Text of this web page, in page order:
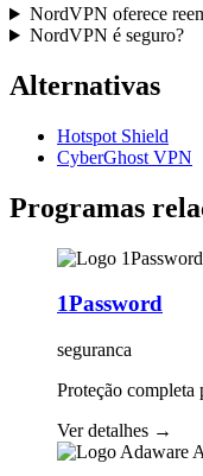
NordVPN oferece
NordVPN é seguro?
Alternativas
Hotspot Shield
CyberGhost VPN
Programas
1Password
seguranca
Proteção completa
Ver detalhes →